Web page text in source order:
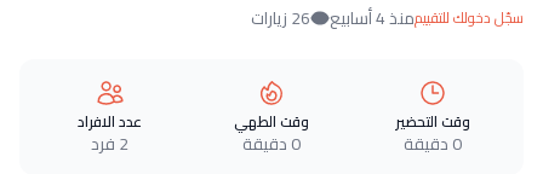
سجّل دخولك للتقييممنذ 4 أسابيع 26 زيارات
وقت التحضير
0 دقيقة
وقت الطهي
0 دقيقة
عدد الافراد
2 فرد